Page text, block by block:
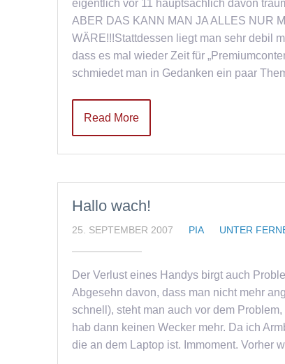
eigentlich vor 11 hauptsächlich davon
ABER DAS KANN MAN JA ALLES NUR
WÄRE!!!Stattdessen liegt man sehr debil
dass es mal wieder Zeit für
schmiedet man in Gedanken ein paar
Read More
Hallo wach!
25. SEPTEMBER 2007 PIA UNTER
Der Verlust eines Handys birgt auch
Abgesehn davon, dass man nicht mehr
schnell), steht man auch vor dem
hab dann keinen Wecker mehr. Da ich
die an dem Laptop ist. Immoment. Vorher